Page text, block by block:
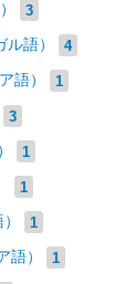
3
語） 4
語） 1
3
1
1
1
語） 1